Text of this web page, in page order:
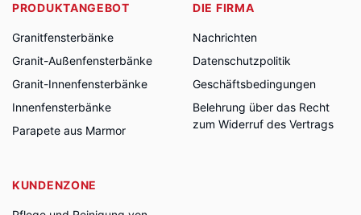
PRODUKTANGEBOT
Granitfensterbänke
Granit-Außenfensterbänke
Granit-Innenfensterbänke
Innenfensterbänke
Parapete aus Marmor
DIE FIRMA
Nachrichten
Datenschutzpolitik
Geschäftsbedingungen
Belehrung über das Recht
zum Widerruf des Vertrags
KUNDENZONE